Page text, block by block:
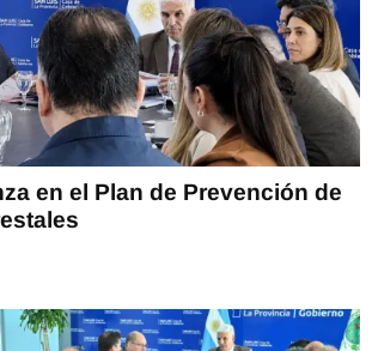
en el Plan de Prevención de